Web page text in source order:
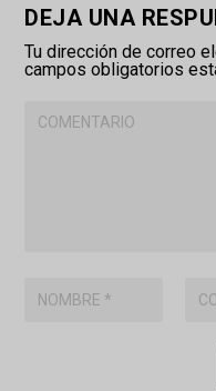
DEJA UNA
Tu dirección de correo
campos obligatorios